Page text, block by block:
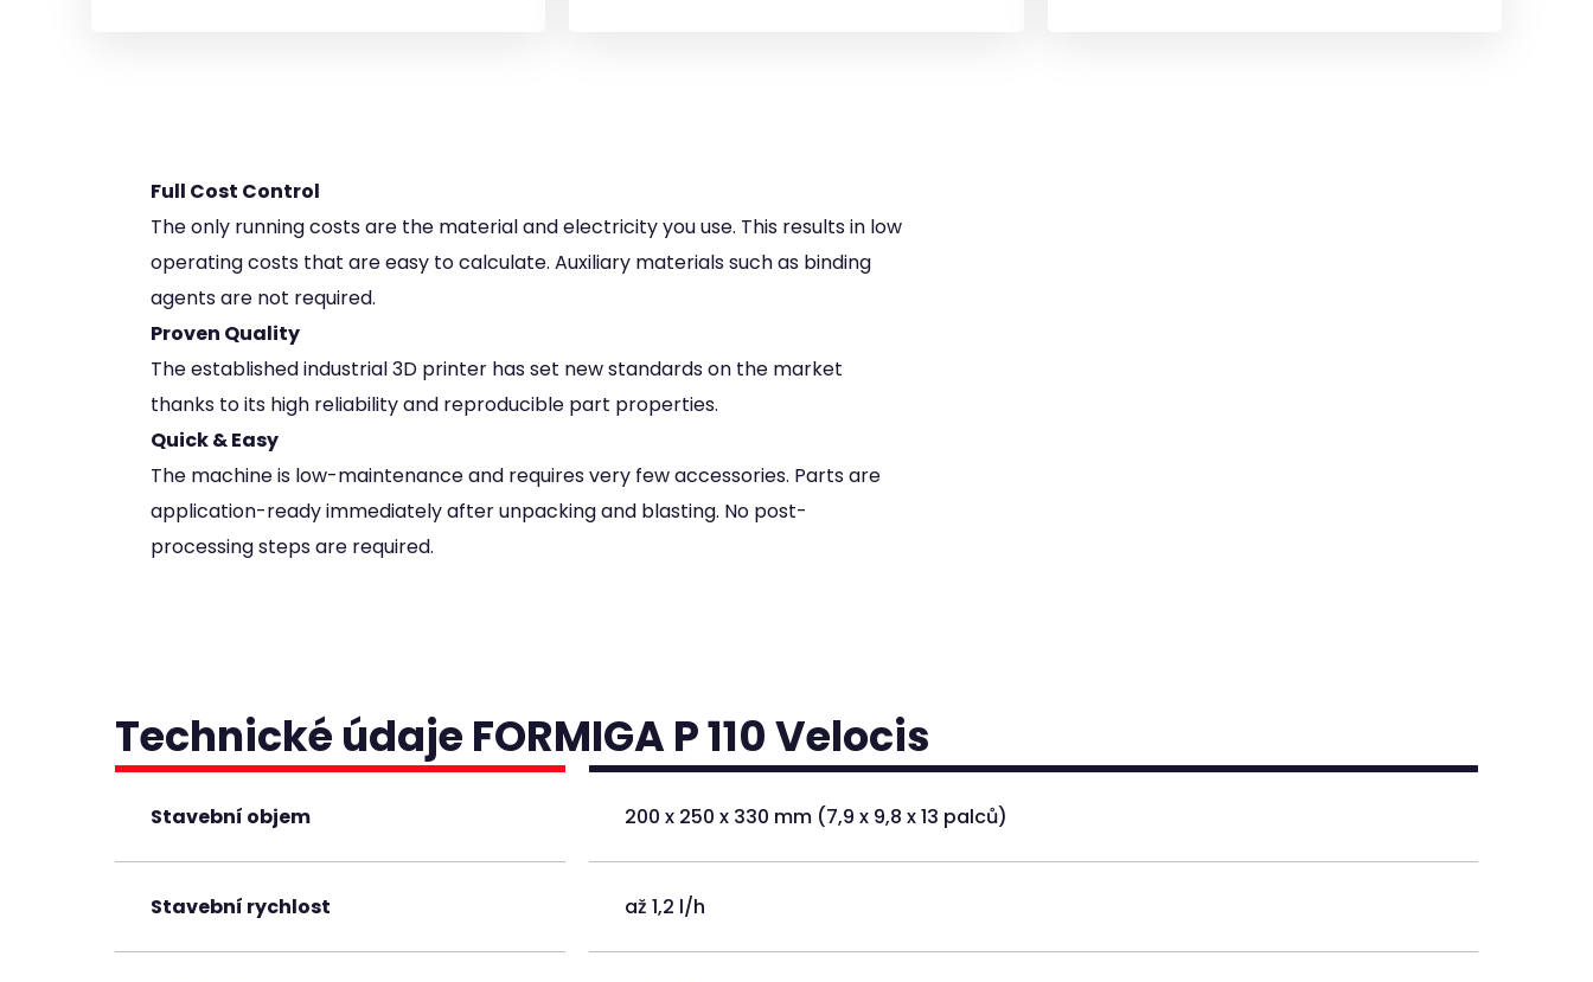
Full Cost Control
The only running costs are the material and electricity you use. This results in low
operating costs that are easy to calculate. Auxiliary materials such as binding
agents are not required.
Proven Quality
The established industrial 3D printer has set new standards on the market
thanks to its high reliability and reproducible part properties.
Quick & Easy
The machine is low-maintenance and requires very few accessories. Parts are
application-ready immediately after unpacking and blasting. No post-
processing steps are required.
Technické údaje FORMIGA P 110 Velocis
Stavební objem 200 x 250 x 330 mm (7,9 x 9,8 x 13 palců)
Stavební rychlost až 1,2 l/h